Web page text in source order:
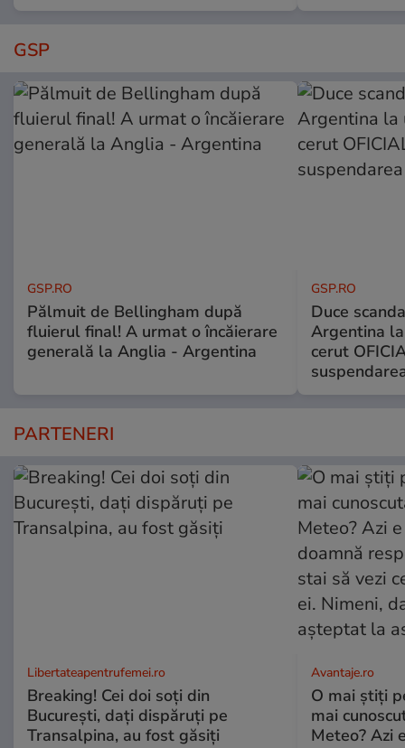
GSP
GSP.RO
Pălmuit de Bellingham după
fluierul final! A urmat o încăierare
generală la Anglia - Argentina
GSP.RO
Duce
Argentina
cerut
PARTENERI
Libertateapentrufemei.ro
Breaking! Cei doi soți din
București, dați dispăruți pe
Transalpina, au fost găsiți
Avantaje.ro
O mai știți
mai
Meteo? Azi